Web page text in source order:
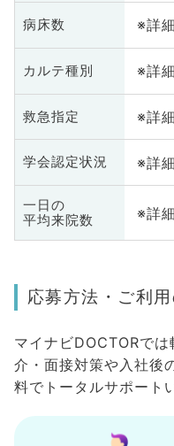
病床数 ※詳
カルテ種別 ※詳
救急指定 ※詳
学会認定状況 ※詳
一日の
平均来院数
※詳
応募方法・ご利
マイナビDOCTORで
介・面接対策や入社後
料でトータルサポート